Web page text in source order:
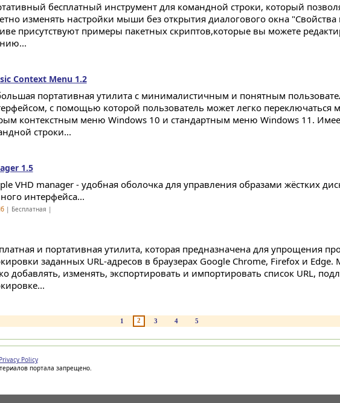
бесплатный инструмент для командной строки, который
изменять настройки мыши без открытия диалогового окна
присутствуют примеры пакетных скриптов,которые вы можете
Context Menu 1.2
портативная утилита с минималистичным и понятным
с помощью которой пользователь может легко переключаться
контекстным меню Windows 10 и стандартным меню Windows 11.
строки...
1.5
VHD manager - удобная оболочка для управления образами жёстких
интерфейса...
| Бесплатная |
и портативная утилита, которая предназначена для упрощения
заданных URL-адресов в браузерах Google Chrome, Firefox и
добавлять, изменять, экспортировать и импортировать список URL,
1 2 3 4 5
Privacy Policy
портала запрещено.